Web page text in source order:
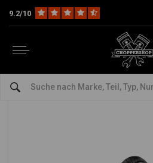
9.2/10
The Garage Reifen
bekijk alles van Shinko
777 Reife Vorne 120/70-21